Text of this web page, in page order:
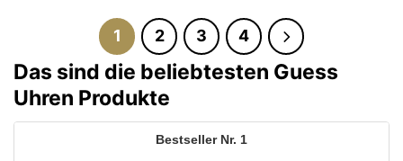
1 2 3 4
Das sind die beliebtesten Guess
Uhren Produkte
1